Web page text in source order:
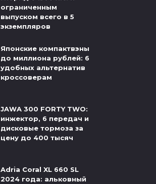
ограниченным
выпуском всего в 5
экземпляров
Японские компактвэны
до миллиона рублей: 6
удобных альтернатив
кроссоверам
JAWA 300 FORTY TWO:
инжектор, 6 передач и
дисковые тормоза за
цену до 400 тысяч
Adria Coral XL 660 SL
2024 года: альковный